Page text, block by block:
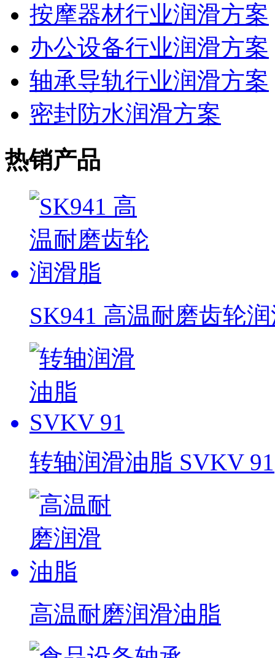
按摩器材行业润滑方案
办公设备行业润滑方案
轴承导轨行业润滑方案
密封防水润滑方案
热销产品
SK941 高温耐磨齿轮
转轴润滑油脂 SVKV 91
高温耐磨润滑油脂